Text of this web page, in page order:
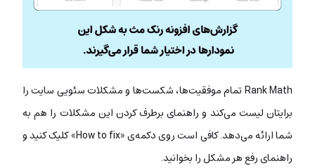
Rank Math تمام موفقیت‌ها، شکست‌ها و مشکلات سئویی سایت‌ را
برایتان لیست می‌کند و راهنمای برطرف کردن این مشکلات را هم به
شما ارائه می‌دهد. کافی است روی دکمه‌ی «How to fix» کلیک کنید و
راهنمای رفع هر مشکل را بخوانید.